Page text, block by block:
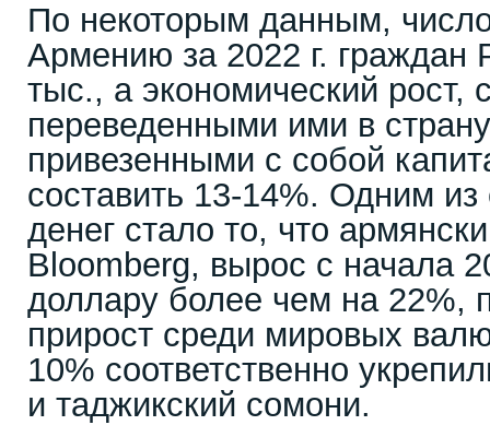
По некоторым данным,
Армению за 2022 г. граждан
тыс., а экономический рост,
переведенными ими в
привезенными с собой
составить 13-14%. Одним из
денег стало то, что
Bloomberg, вырос с начала
доллару более чем на 22%,
прирост среди мировых
10% соответственно
и таджикский сомони.